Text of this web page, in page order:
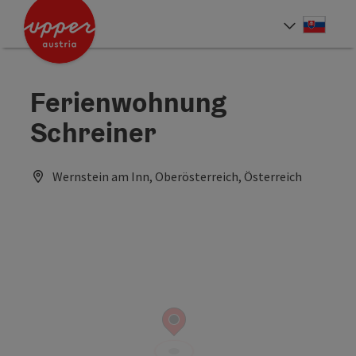
Accesskey
Accesskey
Ferienwohnung
Schreiner
Wernstein am Inn, Oberösterreich, Österreich